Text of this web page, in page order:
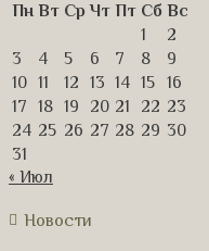
Пн Вт Ср Чт Пт Сб Вс
1
2
3
4 5 6 7 8
9
10 11 12 13 14 15
16
17
18 19 20 21 22 23
24 25 26 27 28 29 30
31
« Июл
Новости